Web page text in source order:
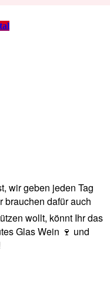
wir geben jeden Tag
brauchen dafür auch
wollt, könnt Ihr das
Glas Wein 🍷 und